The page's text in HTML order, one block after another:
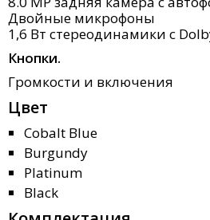
Двойные микрофоны
1,6 Вт стереодинамики с
Кнопки.
Громкости и включения
Цвет
Cobalt Blue
Burgundy
Platinum
Black